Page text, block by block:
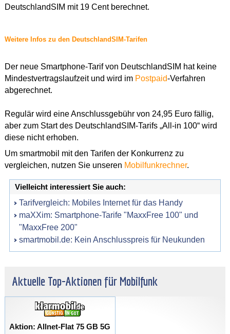
DeutschlandSIM mit 19 Cent berechnet.
Weitere Infos zu den DeutschlandSIM-Tarifen
Der neue Smartphone-Tarif von DeutschlandSIM hat keine
Mindestvertragslaufzeit und wird im Postpaid-Verfahren
abgerechnet.
Regulär wird eine Anschlussgebühr von 24,95 Euro fällig,
aber zum Start des DeutschlandSIM-Tarifs „All-in 100“ wird
diese nicht erhoben.
Um smartmobil mit den Tarifen der Konkurrenz zu
vergleichen, nutzen Sie unseren Mobilfunkrechner.
Vielleicht interessiert Sie auch:
Tarifvergleich: Mobiles Internet für das Handy
maXXim: Smartphone-Tarife "MaxxFree 100" und
"MaxxFree 200"
smartmobil.de: Kein Anschlusspreis für Neukunden
Aktuelle Top-Aktionen für Mobilfunk
Aktion: Allnet-Flat 75 GB 5G